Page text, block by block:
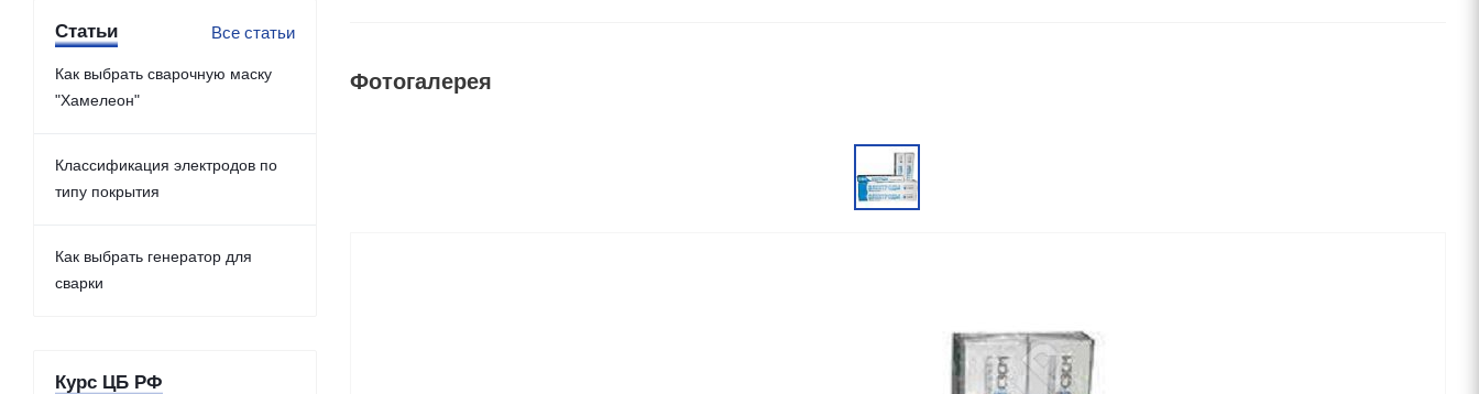
Фотогалерея
Статьи Все статьи
Как выбрать сварочную маску
"Хамелеон"
Классификация электродов по
типу покрытия
Как выбрать генератор для
сварки
Курс ЦБ РФ